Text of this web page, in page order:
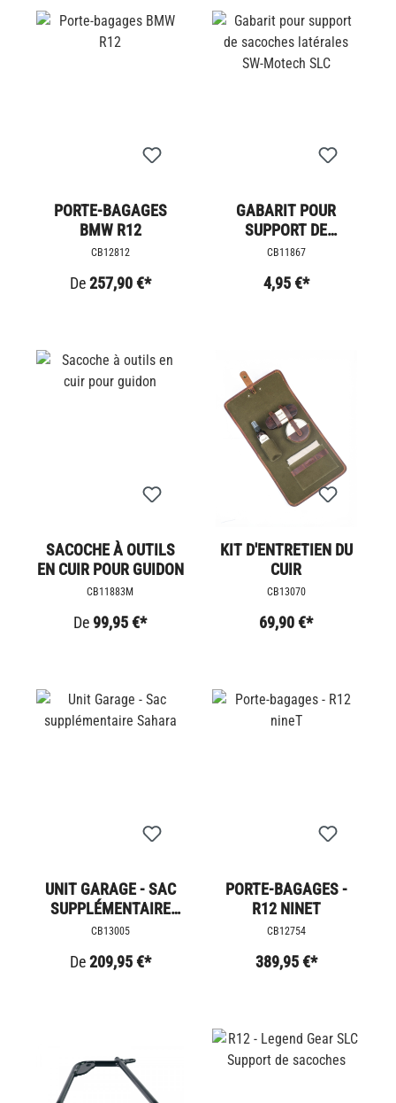
PORTE-BAGAGES
BMW R12
CB12812
De257,90 €*
GABARIT POUR
SUPPORT DE
SACOCHES
MOTECH SLC
CB11867
4,95 €*
SACOCHE À OUTILS
EN CUIR POUR GUIDON
CB11883M
De 99,95 €*
KIT D'ENTRETIEN DU
CUIR
CB13070
69,90 €*
UNIT GARAGE - SAC
SUPPLÉMENTAIRE
SAHARA
CB13005
De209,95 €*
PORTE-BAGAGES -
R12 NINET
CB12754
389,95 €*